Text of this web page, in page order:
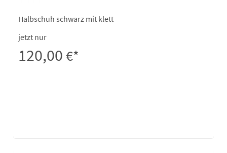
Halbschuh schwarz mit klett
jetzt nur
120,00€*